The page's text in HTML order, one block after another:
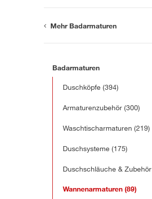
Mehr Badarmaturen
Badarmaturen
Duschköpfe (394)
Armaturenzubehör (300)
Waschtischarmaturen (219)
Duschsysteme (175)
Duschschläuche & Zubehör
Wannenarmaturen (89)